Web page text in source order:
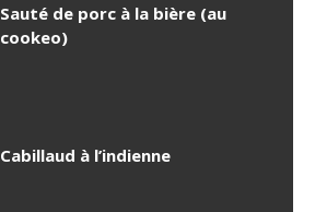
Sauté de porc à la bière (au
cookeo)
Cabillaud à l’indienne